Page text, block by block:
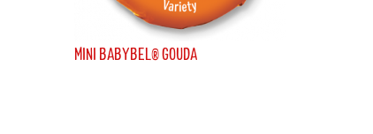
MINI BABYBEL® GOUDA